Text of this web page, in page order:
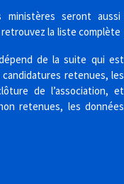
seront aussi
la liste complète
de la suite qui est
retenues, les
de l’association, et
retenues, les données